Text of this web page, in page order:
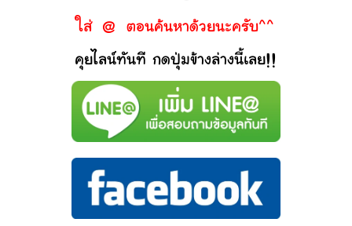
ใส่ @ ตอนค้นหาด้วยนะครับ^^
คุยไลน์ทันที กดปุ่มข้างล่างนี้เลย!!